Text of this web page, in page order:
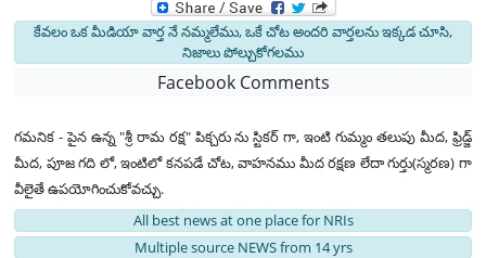
కేవలం ఒక మీడియా వార్త నే నమ్మలేము, ఒకే చోట అందరి వార్తలను ఇక్కడ చూసి,
నిజాలు పోల్చుకోగలము
Facebook Comments
గమనిక - పైన ఉన్న "శ్రీ రామ రక్ష" పిక్చరు ను స్టికర్ గా, ఇంటి గుమ్మం తలుపు మీద, ఫ్రిడ్జ్
మీద, పూజ గది లో, ఇంటిలో కనపడే చోట, వాహనము మీద రక్షణ లేదా గుర్తు(స్మరణ) గా
వీలైతే ఉపయోగించుకోవచ్చు.
All best news at one place for NRIs
Multiple source NEWS from 14 yrs